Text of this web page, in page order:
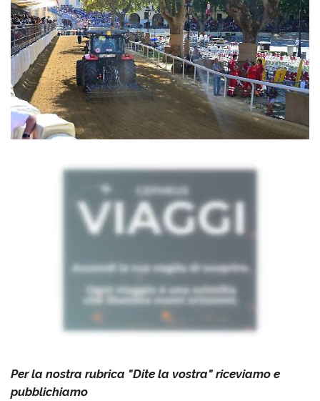
Per la nostra rubrica "Dite la vostra" riceviamo e
pubblichiamo